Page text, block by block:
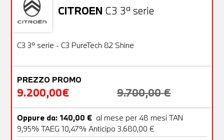
CITROEN C3 3ª serie
OFFERTA
Usato
C3 3ª serie - C3 PureTech 82 Shine
PREZZO PROMO
9.200,00€ 9.700,00 €
Oppure da: 140,00 € al mese per 48 mesi TAN
9,95% TAEG 10,47% Anticipo 3.680,00 €